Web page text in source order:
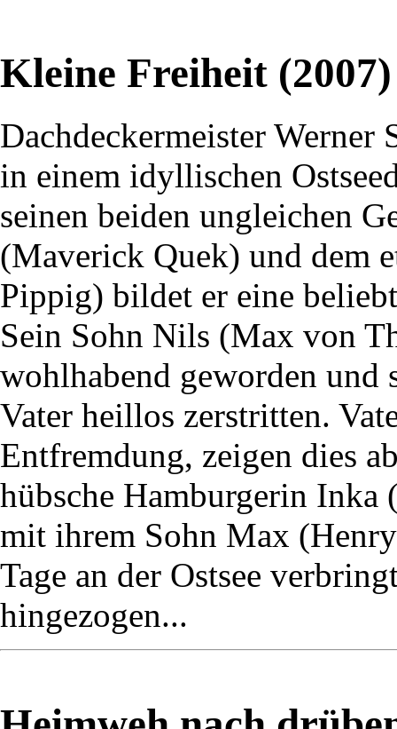
Kleine Freiheit (2007)
Dachdeckermeister
in einem idyllischen
seinen beiden ungleichen
(Maverick Quek) und dem
Pippig) bildet er eine
Sein Sohn Nils (Max von
wohlhabend geworden und
Vater heillos zerstritten.
Entfremdung, zeigen dies
hübsche Hamburgerin
mit ihrem Sohn Max
Tage an der Ostsee
hingezogen...